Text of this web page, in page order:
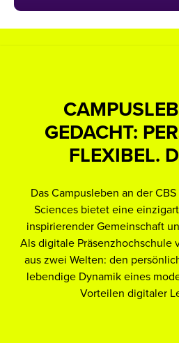
GEDACHT:
FLEXIBEL.
Das Campusleben an der
Sciences bietet eine
inspirierender Gemeinschaft
Als digitale Präsenzhochschule
aus zwei Welten: den
lebendige Dynamik eines
Vorteilen digitaler